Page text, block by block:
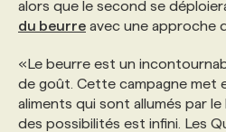
alors que le second se
du beurre avec une approche
«Le beurre est un
de goût. Cette campagne met
aliments qui sont allumés par le
des possibilités est infini. Les